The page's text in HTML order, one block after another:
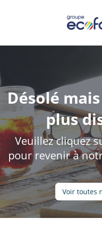
Désolé
plus
Veuillez cliquez
pour revenir à
Voir toutes